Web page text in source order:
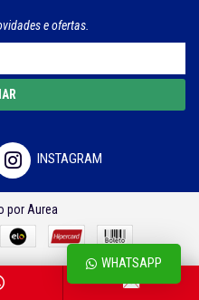
e ofertas.
INSTAGRAM
por Aurea
WHATSAPP